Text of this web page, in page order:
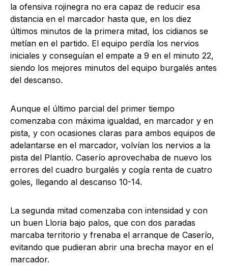
la ofensiva rojinegra no era capaz de reducir esa
distancia en el marcador hasta que, en los diez
últimos minutos de la primera mitad, los cidianos se
metían en el partido. El equipo perdía los nervios
iniciales y conseguían el empate a 9 en el minuto 22,
siendo los mejores minutos del equipo burgalés antes
del descanso.
Aunque el último parcial del primer tiempo
comenzaba con máxima igualdad, en marcador y en
pista, y con ocasiones claras para ambos equipos de
adelantarse en el marcador, volvían los nervios a la
pista del Plantío. Caserío aprovechaba de nuevo los
errores del cuadro burgalés y cogía renta de cuatro
goles, llegando al descanso 10-14.
La segunda mitad comenzaba con intensidad y con
un buen Lloria bajo palos, que con dos paradas
marcaba territorio y frenaba el arranque de Caserío,
evitando que pudieran abrir una brecha mayor en el
marcador.